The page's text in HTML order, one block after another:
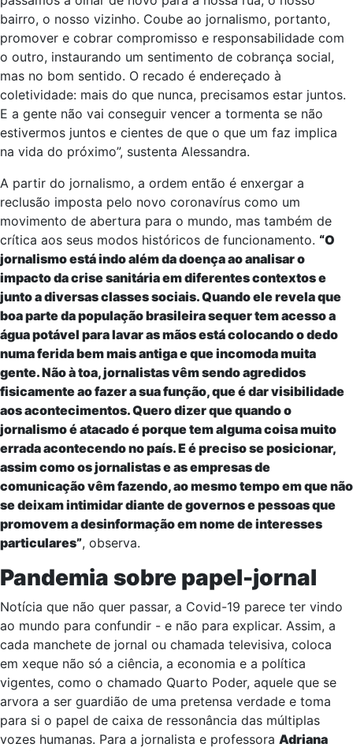
bairro, o nosso vizinho. Coube ao jornalismo, portanto,
promover e cobrar compromisso e responsabilidade com
o outro, instaurando um sentimento de cobrança social,
mas no bom sentido. O recado é endereçado à
coletividade: mais do que nunca, precisamos estar juntos.
E a gente não vai conseguir vencer a tormenta se não
estivermos juntos e cientes de que o que um faz implica
na vida do próximo”, sustenta Alessandra.
A partir do jornalismo, a ordem então é enxergar a
reclusão imposta pelo novo coronavírus como um
movimento de abertura para o mundo, mas também de
crítica aos seus modos históricos de funcionamento. “O
jornalismo está indo além da doença ao analisar o
impacto da crise sanitária em diferentes contextos e
junto a diversas classes sociais. Quando ele revela que
boa parte da população brasileira sequer tem acesso a
água potável para lavar as mãos está colocando o dedo
numa ferida bem mais antiga e que incomoda muita
gente. Não à toa, jornalistas vêm sendo agredidos
fisicamente ao fazer a sua função, que é dar visibilidade
aos acontecimentos. Quero dizer que quando o
jornalismo é atacado é porque tem alguma coisa muito
errada acontecendo no país. E é preciso se posicionar,
assim como os jornalistas e as empresas de
comunicação vêm fazendo, ao mesmo tempo em que não
se deixam intimidar diante de governos e pessoas que
promovem a desinformação em nome de interesses
particulares”, observa.
Pandemia sobre papel-jornal
Notícia que não quer passar, a Covid-19 parece ter vindo
ao mundo para confundir - e não para explicar. Assim, a
cada manchete de jornal ou chamada televisiva, coloca
em xeque não só a ciência, a economia e a política
vigentes, como o chamado Quarto Poder, aquele que se
arvora a ser guardião de uma pretensa verdade e toma
para si o papel de caixa de ressonância das múltiplas
vozes humanas. Para a jornalista e professora Adriana